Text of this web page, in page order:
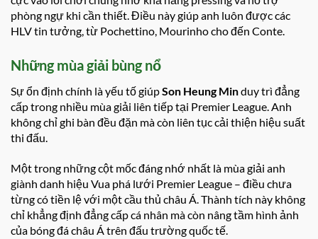
phòng ngự khi cần thiết. Điều này giúp anh luôn được các
HLV tin tưởng, từ Pochettino, Mourinho cho đến Conte.
Những mùa giải bùng nổ
Sự ổn định chính là yếu tố giúpSon Heung Minduy trì đẳng
cấp trong nhiều mùa giải liên tiếp tại Premier League. Anh
không chỉ ghi bàn đều đặn mà còn liên tục cải thiện hiệu suất
thi đấu.
Một trong những cột mốc đáng nhớ nhất là mùa giải anh
giành danh hiệu Vua phá lưới Premier League – điều chưa
từng có tiền lệ với một cầu thủ châu Á. Thành tích này không
chỉ khẳng định đẳng cấp cá nhân mà còn nâng tầm hình ảnh
của bóng đá châu Á trên đấu trường quốc tế.